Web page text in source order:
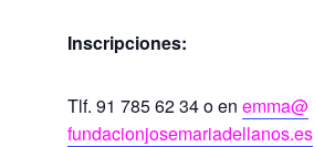
Inscripciones:
Tlf. 91 785 62 34 o en emma@
fundacionjosemariadellanos.es